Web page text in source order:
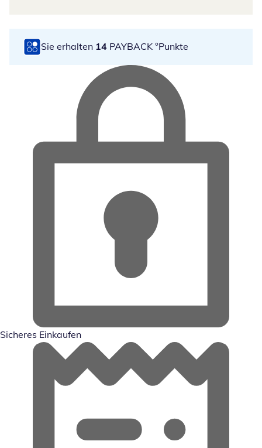
Sie erhalten 14 PAYBACK °Punkte
Sicheres Einkaufen